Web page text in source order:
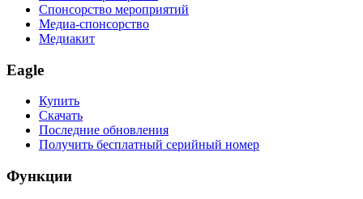
Спонсорство мероприятий
Медиа-спонсорство
Медиакит
Eagle
Купить
Скачать
Последние обновления
Получить бесплатный серийный номер
Функции